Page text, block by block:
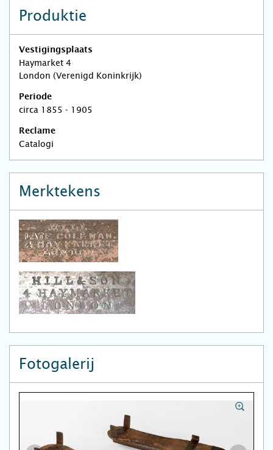
Produktie
Vestigingsplaats
Haymarket 4
London (Verenigd Koninkrijk)
Periode
circa 1855 - 1905
Reclame
Catalogi
Merktekens
Fotogalerij